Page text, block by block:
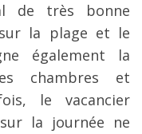
de très bonne
la plage et le
également la
chambres et
le vacancier
la journée ne